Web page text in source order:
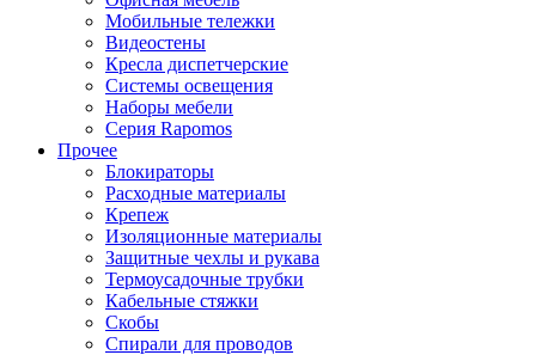
Мобильные тележки
Видеостены
Кресла диспетчерские
Системы освещения
Наборы мебели
Серия Rapomos
Прочее
Блокираторы
Расходные материалы
Крепеж
Изоляционные материалы
Защитные чехлы и рукава
Термоусадочные трубки
Кабельные стяжки
Скобы
Спирали для проводов